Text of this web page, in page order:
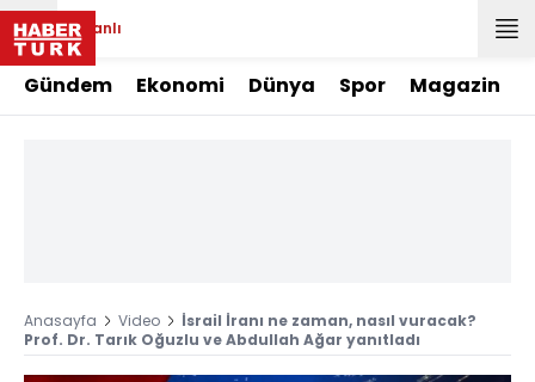
Canlı
Gündem Ekonomi Dünya Spor Magazin
Anasayfa Video
İsrail İranı ne zaman, nasıl vuracak?
Prof. Dr. Tarık Oğuzlu ve Abdullah Ağar yanıtladı